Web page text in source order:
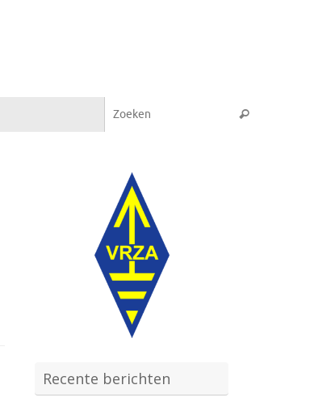
Zoeken
Recente berichten